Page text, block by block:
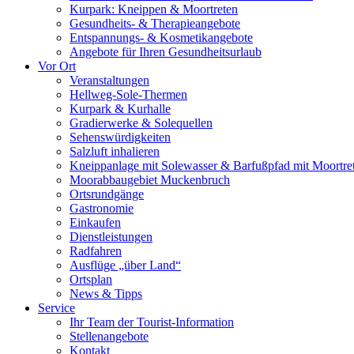
Kurpark: Kneippen & Moortreten
Gesundheits- & Therapieangebote
Entspannungs- & Kosmetikangebote
Angebote für Ihren Gesundheitsurlaub
Vor Ort
Veranstaltungen
Hellweg-Sole-Thermen
Kurpark & Kurhalle
Gradierwerke & Solequellen
Sehenswürdigkeiten
Salzluft inhalieren
Kneippanlage mit Solewasser & Barfußpfad mit
Moorabbaugebiet Muckenbruch
Ortsrundgänge
Gastronomie
Einkaufen
Dienstleistungen
Radfahren
Ausflüge „über Land“
Ortsplan
News & Tipps
Service
Ihr Team der Tourist-Information
Stellenangebote
Kontakt